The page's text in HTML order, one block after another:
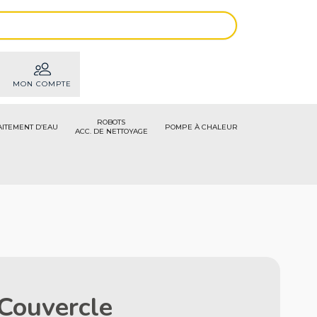
MON COMPTE
D’EAU
ROBOTS
ACC. DE NETTOYAGE
POMPE À CHALEUR